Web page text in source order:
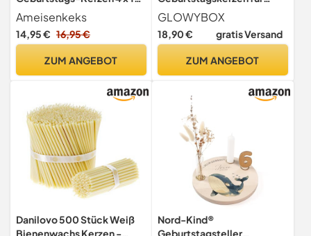
Stück Kerzen klein weiß für
Geburtstagszüge + Ringe +
Kränze kompatibel zu Goki
Ameisenkeks
14,95 € 16,95 €
ZUM ANGEBOT
Kerzenring Kerzen für
Kindergeburtstag bunte
Kinderkerzen
bunt Baumkerzen bunt neon
regenbogen1-farbig
GLOWYBOX
18,90 € gratis Versand
ZUM ANGEBOT
Danilovo 500 Stück Weiß
Bienenwachs Kerzen -
Nord-Kind®
Geburtstagsteller